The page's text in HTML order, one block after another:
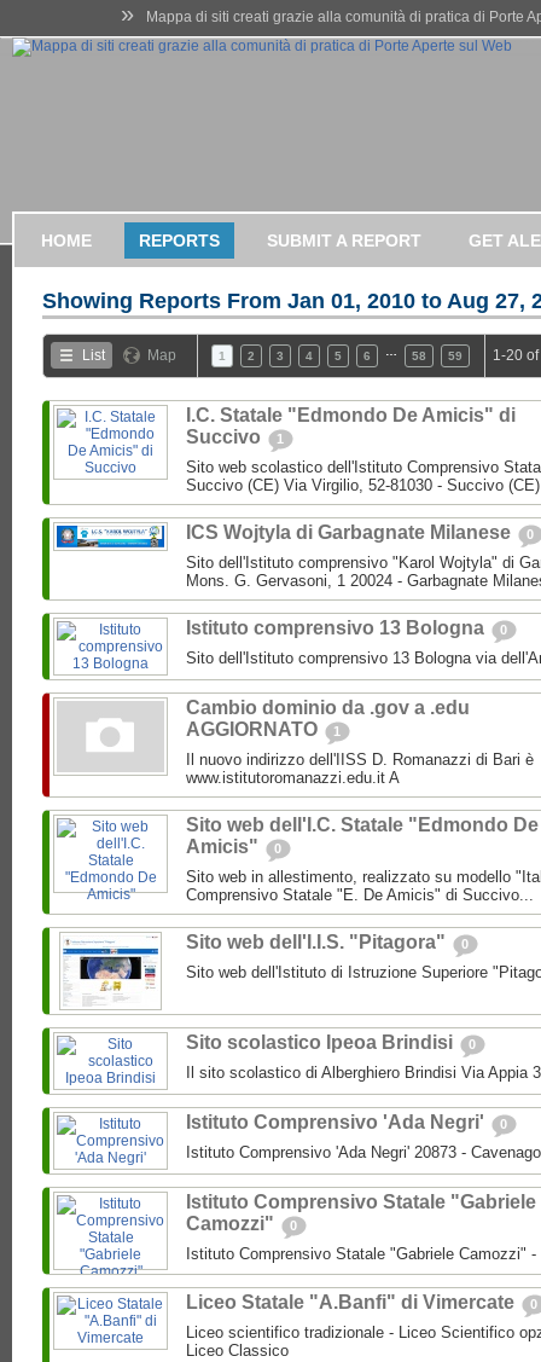
» Mappa di siti creati grazie alla comunità di pratica di Porte
HOME REPORTS SUBMIT A REPORT GET
Showing Reports From Jan 01, 2010 to Aug 27,
List Map 1 2 3 4 5 6 58 59 1-20
I.C. Statale "Edmondo De Amicis" di
Succivo
1
Sito web scolastico dell'Istituto Comprensivo
Succivo (CE) Via Virgilio, 52-81030 - Succivo
ICS Wojtyla di Garbagnate Milanese 0
Sito dell'Istituto comprensivo "Karol Wojtyla" di
Mons. G. Gervasoni, 1 20024 - Garbagnate
Istituto comprensivo 13 Bologna 0
Sito dell'Istituto comprensivo 13 Bologna via
Cambio dominio da .gov a .edu
AGGIORNATO
1
Il nuovo indirizzo dell'IISS D. Romanazzi di Bari è
www.istitutoromanazzi.edu.it A
Sito web dell'I.C. Statale "Edmondo De
Amicis"
0
Sito web in allestimento, realizzato su modello
Comprensivo Statale "E. De Amicis" di Succivo...
Sito web dell'I.I.S. "Pitagora" 0
Sito web dell'Istituto di Istruzione Superiore
Sito scolastico Ipeoa Brindisi 0
Il sito scolastico di Alberghiero Brindisi Via Appia
Istituto Comprensivo 'Ada Negri' 0
Istituto Comprensivo 'Ada Negri' 20873 -
Istituto Comprensivo Statale "Gabriele
Camozzi"
0
Istituto Comprensivo Statale "Gabriele Camozzi"
Liceo Statale "A.Banfi" di Vimercate 0
Liceo scientifico tradizionale - Liceo Scientifico
Liceo Classico